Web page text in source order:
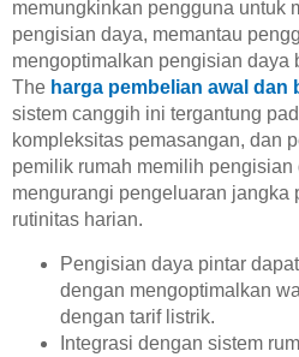
memungkinkan pengguna untuk
pengisian daya, memantau
mengoptimalkan pengisian daya
The harga pembelian awal dan
sistem canggih ini tergantung
kompleksitas pemasangan, dan
pemilik rumah memilih pengisian
mengurangi pengeluaran jangka
rutinitas harian.
Pengisian daya pintar
dengan mengoptimalkan
dengan tarif listrik.
Integrasi dengan sistem